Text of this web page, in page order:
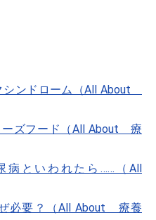
シンドローム（All About
ーズフード（All About 療
病といわれたら……（All
必要？（All About 療養